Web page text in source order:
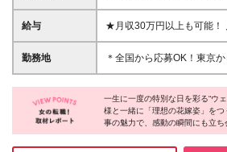
不問≫ ＊社会人経験を1年以上お持ちの方 ＼1つでも
当てはまる方はぴったりで
洋服が好き、コーディネ
充実した研修制度で未経験
がいを感じる方
給与
★月収30万円以上も可能！
ティブ5万円（25歳社員の月給例） 【
京・神奈川 276,600円以上
岡・三重・その他愛知・そ
（内60,400円以上固定残
円以上（内57,800円以上固定残業代
勤務地
＊全国から応募OK！東京
＊東京、沖縄、浜松、蒲郡
用強化！ ＜採用注力エリア・店舗＞ ※全募集店舗は
【詳細・交通】欄よりご確認くだ
東】銀座、神宮前、府中、
海】浜松、蒲郡、岡崎 【近
【北陸・沖縄】新潟、沖縄 ※東京の勤務地をご希望の
一生に一度の特別な日を彩る“ウ
様と一緒に「理想の花嫁姿」を
事の魅力で、感動の瞬間にも立ち
ドレスに囲まれながら生き生き
た。ドレスが好き、人と話すこ